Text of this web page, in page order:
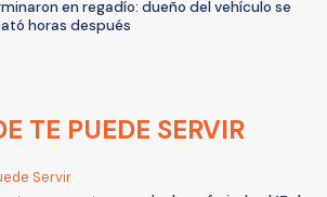
en regadío: dueño del vehículo se
horas después
TE PUEDE SERVIR
Servir